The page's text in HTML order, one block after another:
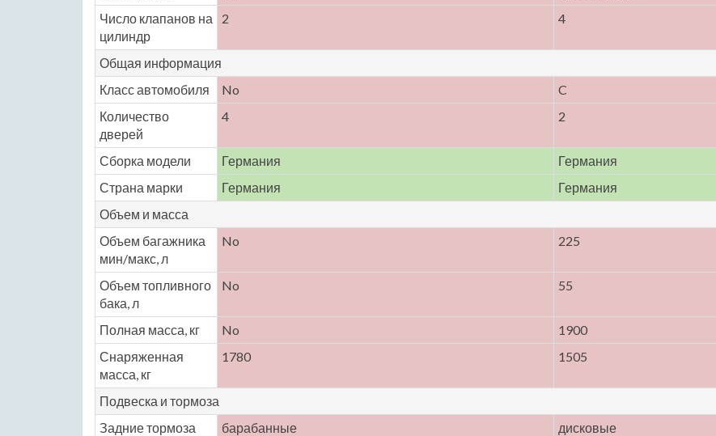
Число клапанов на
цилиндр
2 4
Общая информация
Класс автомобиля
No
C
Количество
дверей
4 2
Сборка модели Германия
Германия
Страна марки
Германия
Германия
Объем и масса
Объем багажника
мин/макс, л
No 225
Объем топливного
бака, л
No 55
Полная масса, кг No
1900
Снаряженная
масса, кг
1780 1505
Подвеска и тормоза
Задние тормоза
барабанные дисковые